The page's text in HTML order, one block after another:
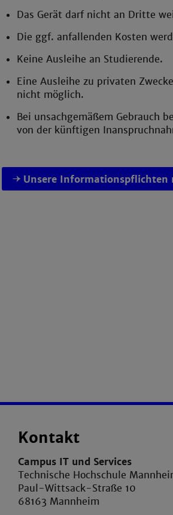
Das Gerät darf nicht an Dritte
Die ggf. anfallenden Kosten
Keine Ausleihe an Studierende.
Eine Ausleihe zu privaten
nicht möglich.
Bei unsachgemäßem Gebrauch
von der künftigen
Unsere Informationspflichten
Kontakt
Campus IT und Services
Technische Hochschule
Paul-Wittsack-Straße 10
68163 Mannheim